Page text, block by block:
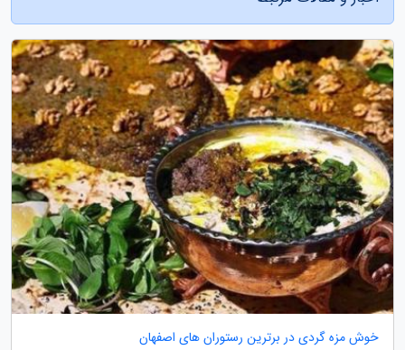
خوش مزه گردی در برترین رستوران های اصفهان